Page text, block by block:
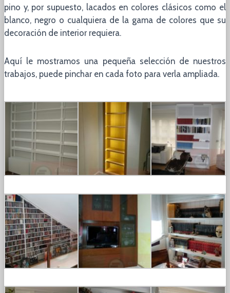
pino y, por supuesto, lacados en colores clásicos como el
blanco, negro o cualquiera de la gama de colores que su
decoración de interior requiera.
Aquí le mostramos una pequeña selección de nuestros
trabajos, puede pinchar en cada foto para verla ampliada.